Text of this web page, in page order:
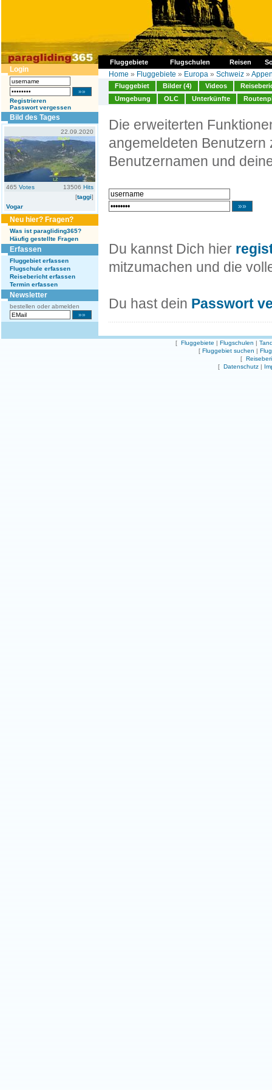
Fluggebiete Flugschulen Reisen
Login
Registrieren
Passwort vergessen
Bild des Tages
22.09.2020
465 Votes 13506 Hits
[taggi]
Vogar
Neu hier? Fragen?
Was ist paragliding365?
Häufig gestellte Fragen
Erfassen
Fluggebiet erfassen
Flugschule erfassen
Reisebericht erfassen
Termin erfassen
Newsletter
bestellen oder abmelden
Home » Fluggebiete » Europa » Schweiz »
Fluggebiet Bilder (4) Videos
Umgebung
OLC Unterkünfte
Die erweiterten
angemeldeten Benutzern
Benutzernamen und
Du kannst Dich hier
mitzumachen und die
Du hast dein Passwort
[ Fluggebiete | Flugschulen |
[ Fluggebiet suchen |
[
[ Datenschutz |